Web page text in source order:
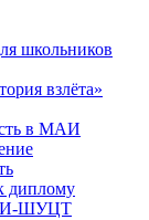
школьников
взлёта»
в МАИ
диплому
ШУЦТ